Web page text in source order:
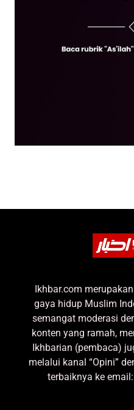
Ikhbar.com
gaya hidup Muslim
semangat moderasi
konten yang ramah,
Ikhbarian (pembaca)
melalui kanal “Opini”
terbaiknya ke